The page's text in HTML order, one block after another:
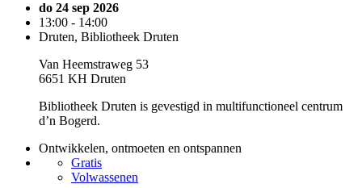
do 24 sep 2026
13:00 - 14:00
Druten, Bibliotheek Druten
Van Heemstraweg 53
6651 KH Druten
Bibliotheek Druten is gevestigd in multifunctioneel centrum
d’n Bogerd.
Ontwikkelen, ontmoeten en ontspannen
Gratis
Volwassenen